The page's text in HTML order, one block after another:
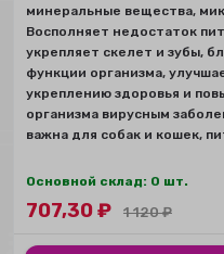
минеральные вещества,
Восполняет недостаток
укрепляет скелет и зубы,
функции организма,
укреплению здоровья и
организма вирусным
важна для собак и кошек,
Основной склад: 0 шт.
707,30₽ 1 120₽